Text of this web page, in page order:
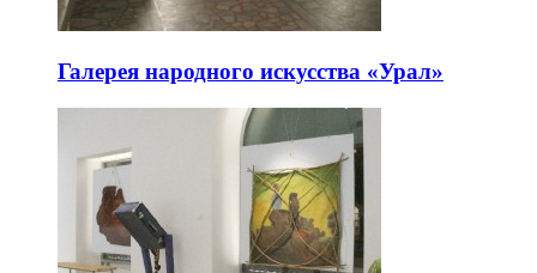
Галерея народного искусства «Урал»